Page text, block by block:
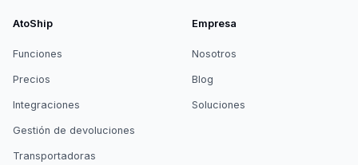
AtoShip
Funciones
Precios
Integraciones
Gestión de devoluciones
Transportadoras
Empresa
Nosotros
Blog
Soluciones